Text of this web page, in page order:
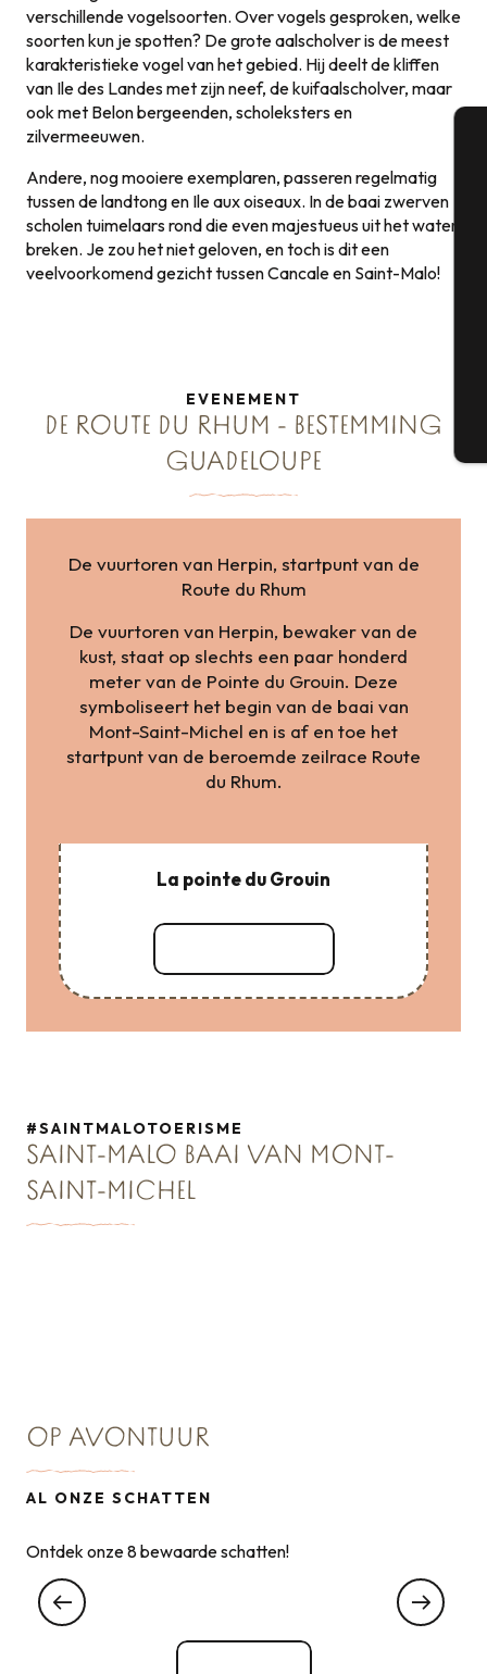
verschillende vogelsoorten. Over vogels gesproken, welke
soorten kun je spotten? De grote aalscholver is de meest
karakteristieke vogel van het gebied. Hij deelt de kliffen
van Ile des Landes met zijn neef, de kuifaalscholver, maar
ook met Belon bergeenden, scholeksters en
zilvermeeuwen.
Andere, nog mooiere exemplaren, passeren regelmatig
tussen de landtong en Ile aux oiseaux. In de baai zwerven
scholen tuimelaars rond die even majestueus uit het water
breken. Je zou het niet geloven, en toch is dit een
veelvoorkomend gezicht tussen Cancale en Saint-Malo!
EVENEMENT
DE ROUTE DU RHUM - BESTEMMING
GUADELOUPE
De vuurtoren van Herpin, startpunt van de
Route du Rhum
De vuurtoren van Herpin, bewaker van de
kust, staat op slechts een paar honderd
meter van de Pointe du Grouin. Deze
symboliseert het begin van de baai van
Mont-Saint-Michel en is af en toe het
startpunt van de beroemde zeilrace Route
du Rhum.
La pointe du Grouin
#SAINTMALOTOERISME
SAINT-MALO BAAI VAN MONT-
SAINT-MICHEL
OP AVONTUUR
AL ONZE SCHATTEN
Ontdek onze 8 bewaarde schatten!
BOB-mosselen uit de baai van Mont-Saint-
Michel